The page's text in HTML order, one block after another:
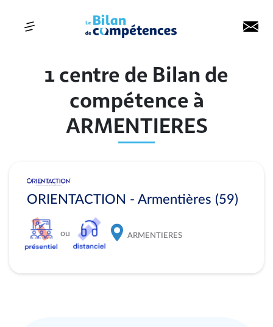
1 centre de Bilan de
compétence à
ARMENTIERES
ORIENTACTION - Armentières (59)
ou ARMENTIERES